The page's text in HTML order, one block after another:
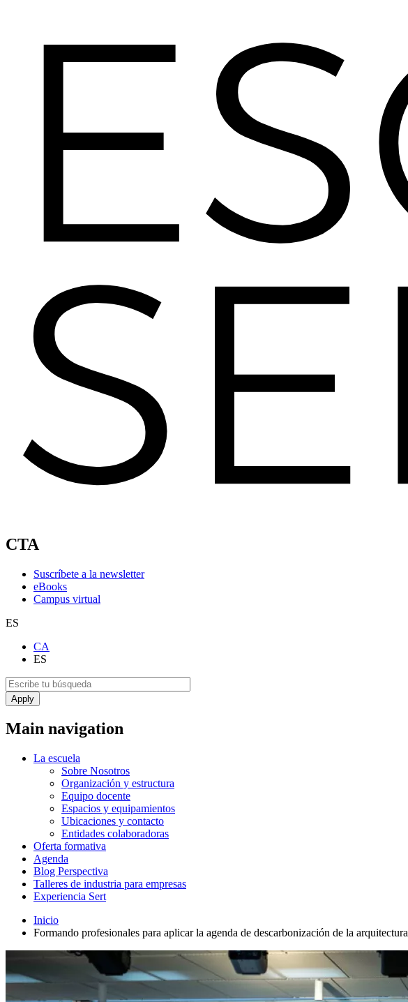
CTA
Suscríbete a la newsletter
eBooks
Campus virtual
ES
CA
ES
Main navigation
La escuela
Sobre Nosotros
Organización y estructura
Equipo docente
Espacios y equipamientos
Ubicaciones y contacto
Entidades colaboradoras
Oferta formativa
Agenda
Blog Perspectiva
Talleres de industria para empresas
Experiencia Sert
Inicio
Formando profesionales para aplicar la agenda de descarbonización de la arquitectura